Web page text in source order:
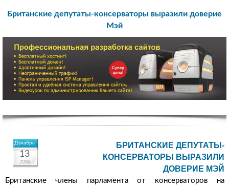
Британские депутаты-консерваторы выразили доверие
Мэй
Декабрь
13
2018
БРИТАНСКИЕ ДЕПУТАТЫ-
КОНСЕРВАТОРЫ ВЫРАЗИЛИ
ДОВЕРИЕ МЭЙ
Британские члены парламента от консерваторов на